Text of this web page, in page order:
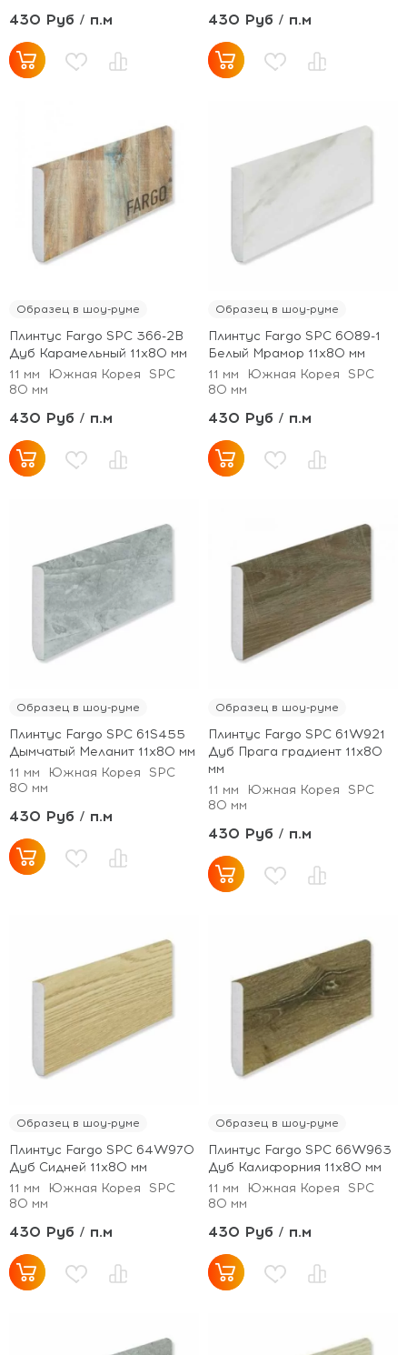
430 Руб / п.м 430 Руб / п.м
Образец в шоу-руме
Плинтус Fargo SPC 366-2B
Дуб Карамельный 11х80 мм
11 мм
Южная Корея
SPC
80 мм
430 Руб / п.м
Образец в шоу-руме
Плинтус Fargo SPC 6089-1
Белый Мрамор 11х80 мм
11 мм
Южная Корея
SPC
80 мм
430 Руб / п.м
Образец в шоу-руме
Плинтус Fargo SPC 61S455
Дымчатый Меланит 11х80 мм
11 мм
Южная Корея
SPC
80 мм
430 Руб / п.м
Образец в шоу-руме
Плинтус Fargo SPC 61W921
Дуб Прага градиент 11х80
мм
11 мм
Южная Корея
SPC
80 мм
430 Руб / п.м
Образец в шоу-руме
Плинтус Fargo SPC 64W970
Дуб Сидней 11х80 мм
11 мм
Южная Корея
SPC
80 мм
430 Руб / п.м
Образец в шоу-руме
Плинтус Fargo SPC 66W963
Дуб Калифорния 11х80 мм
11 мм
Южная Корея
SPC
80 мм
430 Руб / п.м